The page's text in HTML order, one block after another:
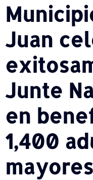
Juan
Junte
en
1,400
mayores